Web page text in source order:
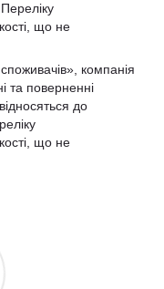
що не
, компанія
та поверненні
до
що не